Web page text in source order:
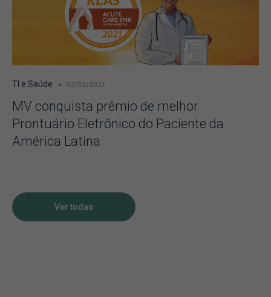
TI e Saúde 02/02/2021
MV conquista prêmio de melhor
Prontuário Eletrônico do Paciente da
América Latina
Ver todas